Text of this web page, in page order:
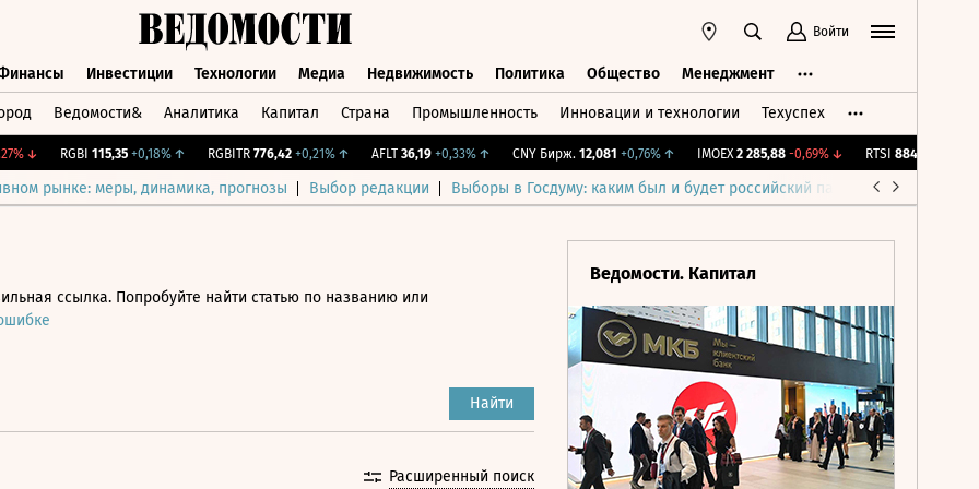
Войти
Инвестиции Технологии Медиа Недвижимость Политика Общество Менеджмент
Ведомости& Аналитика Капитал Страна Промышленность Инновации и технологии Техуспех
↓ RGBI 115,35 +0,18% ↑ RGBITR 776,42 +0,21%↑ AFLT 36,19 +0,33%↑ CNY Бирж. 12,081 +0,76%↑ IMOEX 2 285,88 -0,69%↓ RTSI 884,56
рынке: меры, динамика, прогнозы Выбор редакции Выборы в Госдуму: каким был и будет российский парламент
ссылка. Попробуйте найти статью по названию или
Найти
Расширенный поиск
Ведомости. Капитал